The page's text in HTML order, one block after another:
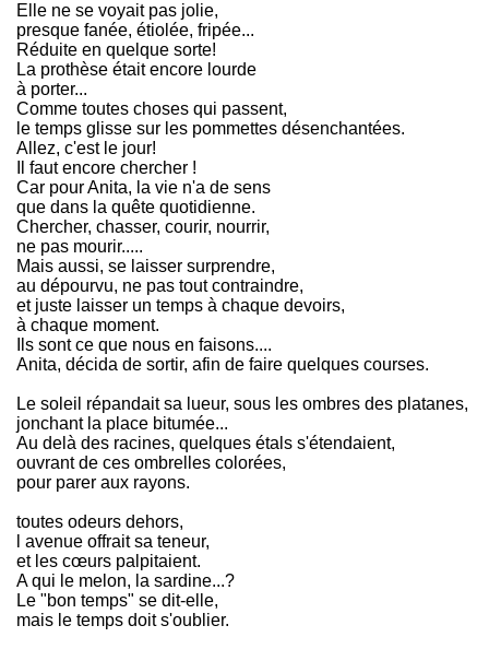
Elle ne se voyait pas jolie,
presque fanée, étiolée, fripée...
Réduite en quelque sorte!
La prothèse était encore lourde
à porter...
Comme toutes choses qui passent,
le temps glisse sur les pommettes désenchantées.
Allez, c'est le jour!
Il faut encore chercher !
Car pour Anita, la vie n'a de sens
que dans la quête quotidienne.
Chercher, chasser, courir, nourrir,
ne pas mourir.....
Mais aussi, se laisser surprendre,
au dépourvu, ne pas tout contraindre,
et juste laisser un temps à chaque devoirs,
à chaque moment.
Ils sont ce que nous en faisons....
Anita, décida de sortir, afin de faire quelques courses.
Le soleil répandait sa lueur, sous les ombres des platanes,
jonchant la place bitumée...
Au delà des racines, quelques étals s'étendaient,
ouvrant de ces ombrelles colorées,
pour parer aux rayons.
toutes odeurs dehors,
l avenue offrait sa teneur,
et les cœurs palpitaient.
A qui le melon, la sardine...?
Le "bon temps" se dit-elle,
mais le temps doit s'oublier.